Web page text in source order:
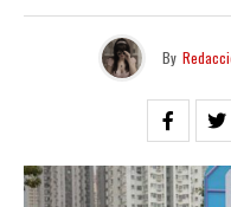
By